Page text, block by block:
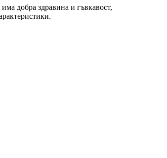
добра здравина и гъвкавост,